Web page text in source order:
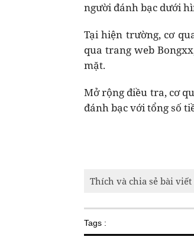
người đánh bạc dưới
Tại hiện trường, cơ
qua trang web
mặt.
Mở rộng điều tra, cơ
đánh bạc với tổng số
Thích và chia sẻ bài viết
Tags :